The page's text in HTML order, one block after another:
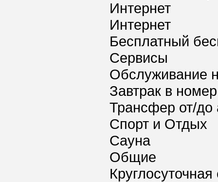
Интернет
Интернет
Бесплатный
Сервисы
Обслуживание
Завтрак в номер
Трансфер от/до
Спорт и Отдых
Сауна
Общие